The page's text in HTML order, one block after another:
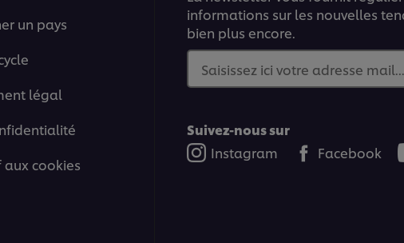
un pays
légal
aux cookies
informations sur les nouvelles
bien plus encore.
Saisissez ici votre adresse mail...
Suivez-nous sur
Instagram
Facebook